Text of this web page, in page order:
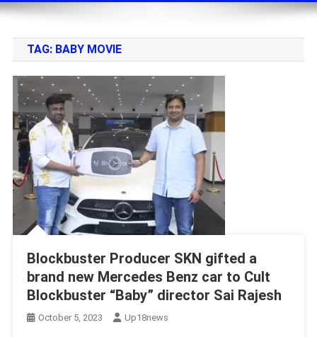
TAG: BABY MOVIE
Blockbuster Producer SKN gifted a
brand new Mercedes Benz car to Cult
Blockbuster “Baby” director Sai Rajesh
October 5, 2023 Up18news